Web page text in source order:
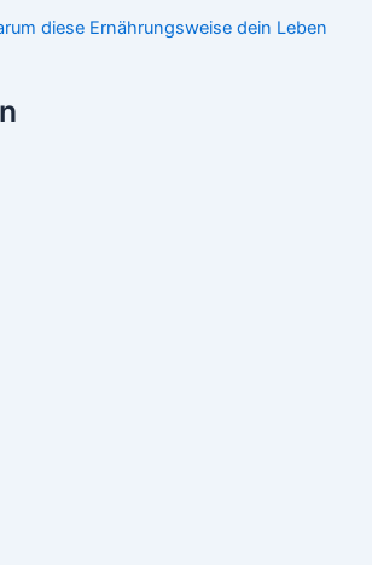
diese Ernährungsweise dein Leben